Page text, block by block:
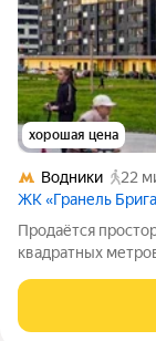
хорошая цена
Водники
22
ЖК «Гранель
Продаётся
квадратных
зона составляет
занимает 12